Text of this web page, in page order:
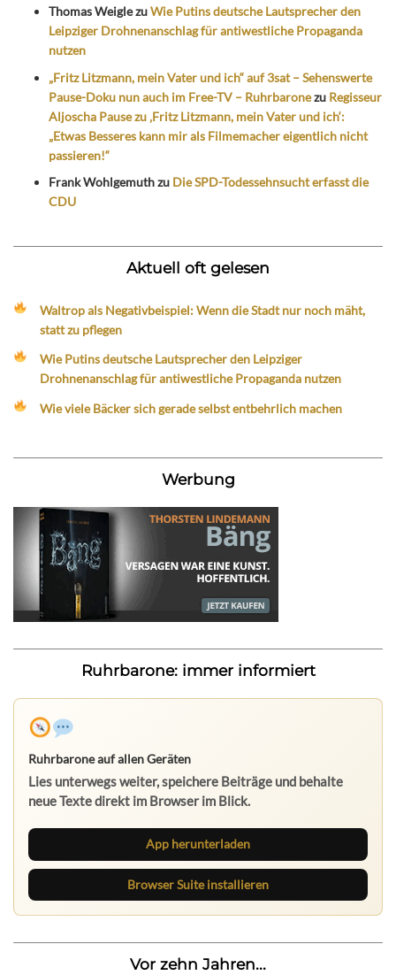
Thomas WeiglezuWie Putins deutsche Lautsprecher den
Leipziger Drohnenanschlag für antiwestliche Propaganda
nutzen
„Fritz Litzmann, mein Vater und ich“ auf 3sat – Sehenswerte
Pause-Doku nun auch im Free-TV – Ruhrbaronezu Regisseur
Aljoscha Pause zu ‚Fritz Litzmann, mein Vater und ich‘:
„Etwas Besseres kann mir als Filmemacher eigentlich nicht
passieren!“
Frank Wohlgemuthzu Die SPD-Todessehnsucht erfasst die
CDU
Aktuell oft gelesen
Waltrop als Negativbeispiel: Wenn die Stadt nur noch mäht,
statt zu pflegen
Wie Putins deutsche Lautsprecher den Leipziger
Drohnenanschlag für antiwestliche Propaganda nutzen
Wie viele Bäcker sich gerade selbst entbehrlich machen
Werbung
Ruhrbarone: immer informiert
Ruhrbarone auf allen Geräten
Lies unterwegs weiter, speichere Beiträge und behalte
neue Texte direkt im Browser im Blick.
App herunterladen
Browser Suite installieren
Vor zehn Jahren...